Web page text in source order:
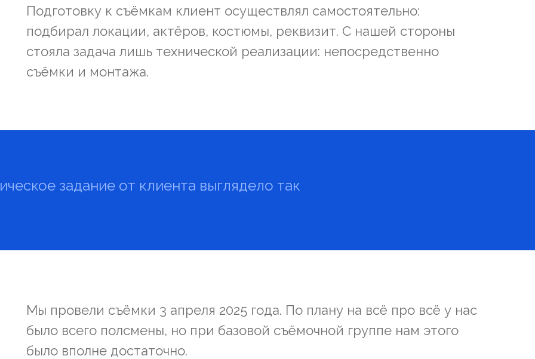
Подготовку к съёмкам клиент осуществлял самостоятельно:
подбирал локации, актёров, костюмы, реквизит. С нашей стороны
стояла задача лишь технической реализации: непосредственно
съёмки и монтажа.
задание от клиента выглядело так
Мы провели съёмки 3 апреля 2025 года. По плану на всё про всё у нас
было всего полсмены, но при базовой съёмочной группе нам этого
было вполне достаточно.